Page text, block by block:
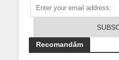
Recomandăm